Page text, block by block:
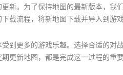
新。为了保持地图的最新版本，我
载流程，将新地图下载并导入到游戏
到更多的游戏乐趣。选择合适的对
更新地图，都是完成这一过程的